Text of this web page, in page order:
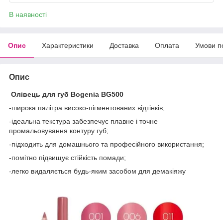
В наявності
Опис Характеристики Доставка Оплата Умови
Опис
Олівець для губ Bogenia BG500
-широка палітра високо-пігментованих відтінків;
-ідеальна текстура забезпечує плавне і точне
промальовування контуру губ;
-підходить для домашнього та професійного використання;
-помітно підвищує стійкість помади;
-легко видаляється будь-яким засобом для демакіяжу